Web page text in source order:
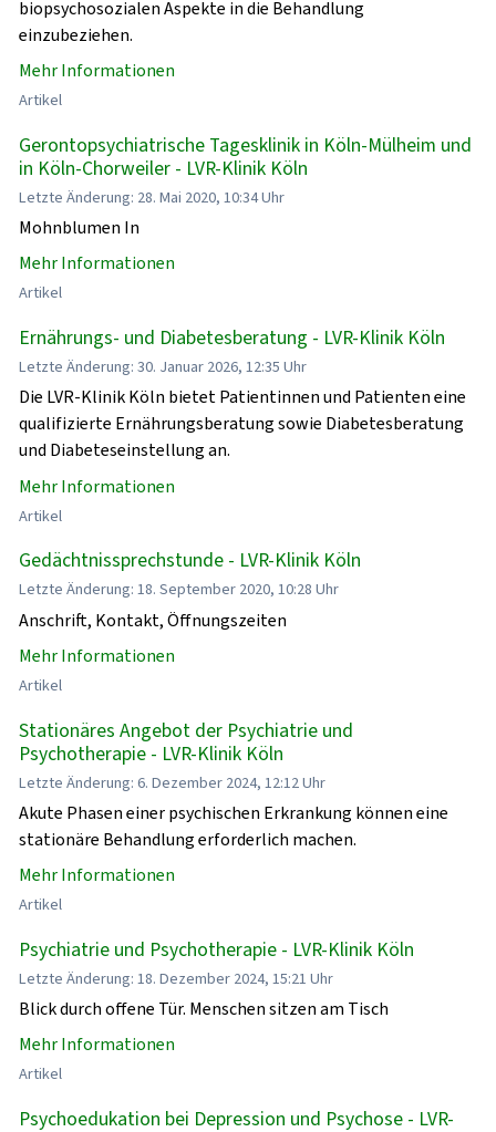
biopsychosozialen Aspekte in die Behandlung
einzubeziehen.
Mehr Informationen
Artikel
Gerontopsychiatrische Tagesklinik in Köln-Mülheim und
in Köln-Chorweiler - LVR-Klinik Köln
Letzte Änderung: 28. Mai 2020, 10:34 Uhr
Mohnblumen In
Mehr Informationen
Artikel
Ernährungs- und Diabetesberatung - LVR-Klinik Köln
Letzte Änderung: 30. Januar 2026, 12:35 Uhr
Die LVR-Klinik Köln bietet Patientinnen und Patienten eine
qualifizierte Ernährungsberatung sowie Diabetesberatung
und Diabeteseinstellung an.
Mehr Informationen
Artikel
Gedächtnissprechstunde - LVR-Klinik Köln
Letzte Änderung: 18. September 2020, 10:28 Uhr
Anschrift, Kontakt, Öffnungszeiten
Mehr Informationen
Artikel
Stationäres Angebot der Psychiatrie und
Psychotherapie - LVR-Klinik Köln
Letzte Änderung: 6. Dezember 2024, 12:12 Uhr
Akute Phasen einer psychischen Erkrankung können eine
stationäre Behandlung erforderlich machen.
Mehr Informationen
Artikel
Psychiatrie und Psychotherapie - LVR-Klinik Köln
Letzte Änderung: 18. Dezember 2024, 15:21 Uhr
Blick durch offene Tür. Menschen sitzen am Tisch
Mehr Informationen
Artikel
Psychoedukation bei Depression und Psychose - LVR-